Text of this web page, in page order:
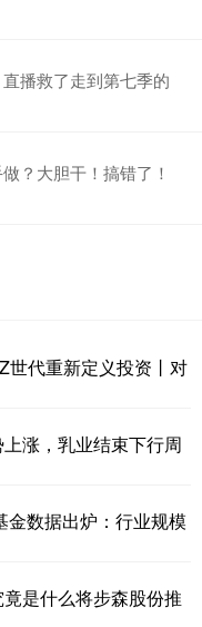
播救了走到第七季的
？大胆干！搞错了！
世代重新定义投资丨对
涨，乳业结束下行周
金数据出炉：行业规模
是什么将步森股份推